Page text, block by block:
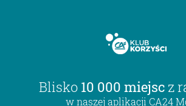
Blisko 10 000 miejsc z
w naszej aplikacji CA24